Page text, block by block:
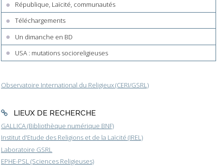
République, Laïcité, communautés
Téléchargements
Un dimanche en BD
USA : mutations socioreligieuses
Observatoire International du Religieux (CERI/GSRL)
LIEUX DE RECHERCHE
GALLICA (Bibliothèque numérique BNF)
Institut d'Etude des Religions et de la Laïcité (IREL)
Laboratoire GSRL
EPHE-PSL (Sciences Religieuses)